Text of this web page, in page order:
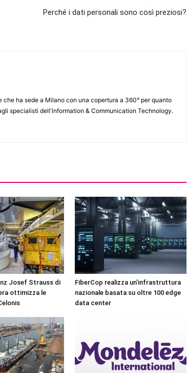
Perché i dati personali sono così preziosi?
che ha sede a Milano con una copertura a 360° per quanto
specialisti dell'lnformation & Communication Technology.
Josef Strauss di
ottimizza le
FiberCop realizza un’infrastruttura
nazionale basata su oltre 100 edge
data center